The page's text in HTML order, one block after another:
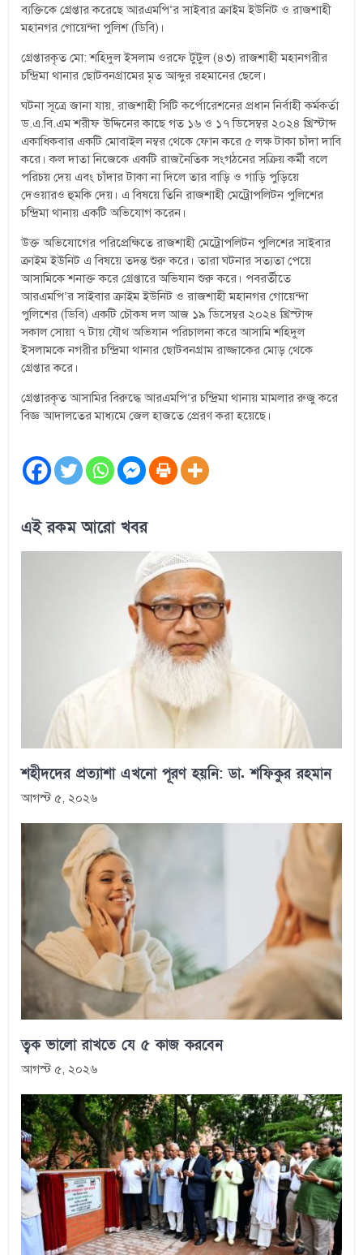
ব্যক্তিকে গ্রেপ্তার করেছে আরএমপি’র সাইবার ক্রাইম ইউনিট ও রাজশাহী
মহানগর গোয়েন্দা পুলিশ (ডিবি)।
গ্রেপ্তারকৃত মো: শহিদুল ইসলাম ওরফে টুটুল (৪৩) রাজশাহী মহানগরীর
চন্দ্রিমা থানার ছোটবনগ্রামের মৃত আব্দুর রহমানের ছেলে।
ঘটনা সূত্রে জানা যায়, রাজশাহী সিটি কর্পোরেশনের প্রধান নির্বাহী কর্মকর্তা
ড.এ.বি.এম শরীফ উদ্দিনের কাছে গত ১৬ ও ১৭ ডিসেম্বর ২০২৪ খ্রিস্টাব্দ
একাধিকবার একটি মোবাইল নম্বর থেকে ফোন করে ৫ লক্ষ টাকা চাঁদা দাবি
করে। কল দাতা নিজেকে একটি রাজনৈতিক সংগঠনের সক্রিয় কর্মী বলে
পরিচয় দেয় এবং চাঁদার টাকা না দিলে তার বাড়ি ও গাড়ি পুড়িয়ে
দেওয়ারও হুমকি দেয়। এ বিষয়ে তিনি রাজশাহী মেট্রোপলিটন পুলিশের
চন্দ্রিমা থানায় একটি অভিযোগ করেন।
উক্ত অভিযোগের পরিপ্রেক্ষিতে রাজশাহী মেট্রোপলিটন পুলিশের সাইবার
ক্রাইম ইউনিট এ বিষয়ে তদন্ত শুরু করে। তারা ঘটনার সত্যতা পেয়ে
আসামিকে শনাক্ত করে গ্রেপ্তারে অভিযান শুরু করে। পবরর্তীতে
আরএমপি’র সাইবার ক্রাইম ইউনিট ও রাজশাহী মহানগর গোয়েন্দা
পুলিশের (ডিবি) একটি চৌকষ দল আজ ১৯ ডিসেম্বর ২০২৪ খ্রিস্টাব্দ
সকাল সোয়া ৭ টায় যৌথ অভিযান পরিচালনা করে আসামি শহিদুল
ইসলামকে নগরীর চন্দ্রিমা থানার ছোটবনগ্রাম রাজ্জাকের মোড় থেকে
গ্রেপ্তার করে।
গ্রেপ্তারকৃত আসামির বিরুদ্ধে আরএমপি’র চন্দ্রিমা থানায় মামলার রুজু করে
বিজ্ঞ আদালতের মাধ্যমে জেল হাজতে প্রেরণ করা হয়েছে।
এই রকম আরো খবর
শহীদদের প্রত্যাশা এখনো পূরণ হয়নি: ডা. শফিকুর রহমান
আগস্ট ৫, ২০২৬
ত্বক ভালো রাখতে যে ৫ কাজ করবেন
আগস্ট ৫, ২০২৬